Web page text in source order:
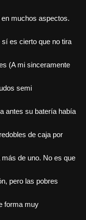
en muchos aspectos.
es cierto que no tira
(A mi sinceramente
semi
antes su batería había
de caja por
de uno. No es que
pero las pobres
forma muy